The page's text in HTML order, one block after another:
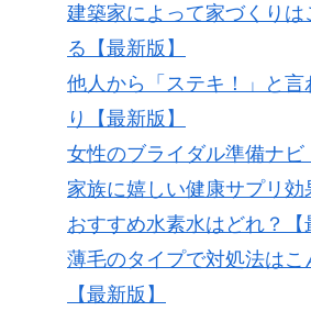
建築家によって家づくりは
る【最新版】
他人から「ステキ！」と言
り【最新版】
女性のブライダル準備ナビ
家族に嬉しい健康サプリ効
おすすめ水素水はどれ？【
薄毛のタイプで対処法はこ
【最新版】